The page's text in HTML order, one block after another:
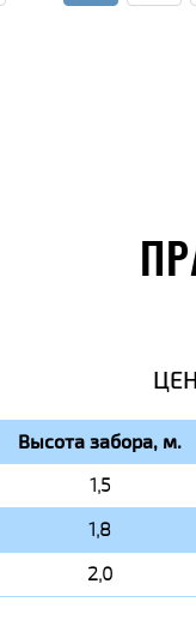
Высота забора, м.
1,5
1,8
2,0